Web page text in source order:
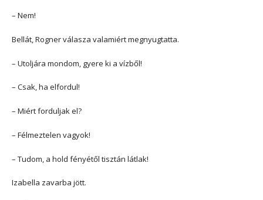
– Nem!
Bellát, Rogner válasza valamiért megnyugtatta.
– Utoljára mondom, gyere ki a vízből!
– Csak, ha elfordul!
– Miért forduljak el?
– Félmeztelen vagyok!
– Tudom, a hold fényétől tisztán látlak!
Izabella zavarba jött.